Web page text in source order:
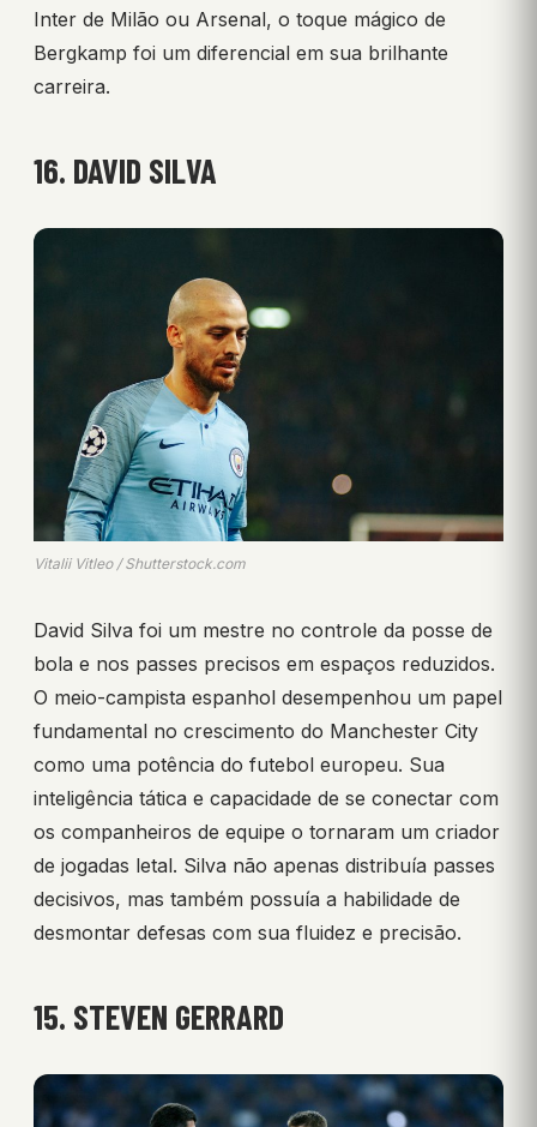
Inter de Milão ou Arsenal, o toque mágico de
Bergkamp foi um diferencial em sua brilhante
carreira.
16. DAVID SILVA
Vitalii Vitleo / Shutterstock.com
David Silva foi um mestre no controle da posse de
bola e nos passes precisos em espaços reduzidos.
O meio-campista espanhol desempenhou um papel
fundamental no crescimento do Manchester City
como uma potência do futebol europeu. Sua
inteligência tática e capacidade de se conectar com
os companheiros de equipe o tornaram um criador
de jogadas letal. Silva não apenas distribuía passes
decisivos, mas também possuía a habilidade de
desmontar defesas com sua fluidez e precisão.
15. STEVEN GERRARD